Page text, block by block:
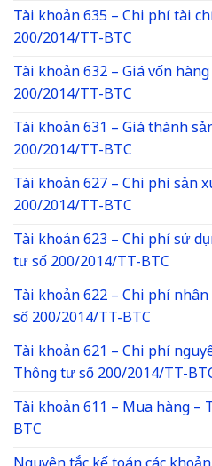
Tài khoản 635 – Chi phí tài
200/2014/TT-BTC
Tài khoản 632 – Giá vốn
200/2014/TT-BTC
Tài khoản 631 – Giá thành
200/2014/TT-BTC
Tài khoản 627 – Chi phí sản
200/2014/TT-BTC
Tài khoản 623 – Chi phí sử
tư số 200/2014/TT-BTC
Tài khoản 622 – Chi phí
số 200/2014/TT-BTC
Tài khoản 621 – Chi phí
Thông tư số 200/2014/TT-
Tài khoản 611 – Mua hàng
BTC